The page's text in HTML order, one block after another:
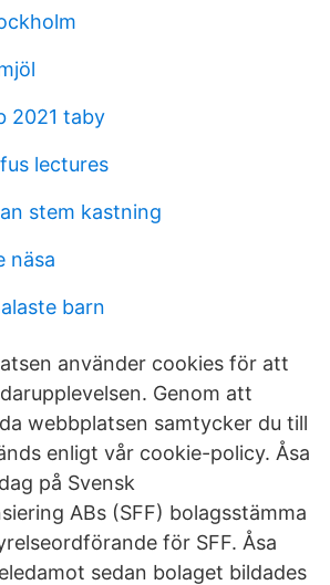
2021 taby
lectures
stem kastning
näsa
barn
använder cookies för att
Genom att
webbplatsen samtycker du till
enligt vår cookie-policy. Åsa
på Svensk
ABs (SFF) bolagsstämma
för SFF. Åsa
sedan bolaget bildades